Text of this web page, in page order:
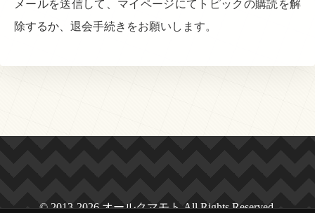
メールを送信して、マイページにてトピックの購読を解
除するか、退会手続きをお願いします。
© 2013-2026 オールクマモト All Rights Reserved.